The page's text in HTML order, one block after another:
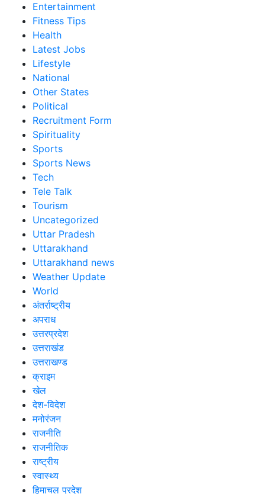
Entertainment
Fitness Tips
Health
Latest Jobs
Lifestyle
National
Other States
Political
Recruitment Form
Spirituality
Sports
Sports News
Tech
Tele Talk
Tourism
Uncategorized
Uttar Pradesh
Uttarakhand
Uttarakhand news
Weather Update
World
अंतर्राष्ट्रीय
अपराध
उत्तरप्रदेश
उत्तराखंड
उत्तराखण्ड
क्राइम
खेल
देश-विदेश
मनोरंजन
राजनीति
राजनीतिक
राष्ट्रीय
स्वास्थ्य
हिमाचल प्रदेश